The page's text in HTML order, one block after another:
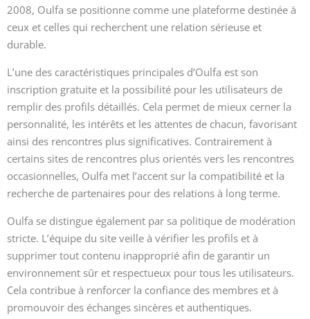
2008, Oulfa se positionne comme une plateforme destinée à
ceux et celles qui recherchent une relation sérieuse et
durable.
L’une des caractéristiques principales d’Oulfa est son
inscription gratuite et la possibilité pour les utilisateurs de
remplir des profils détaillés. Cela permet de mieux cerner la
personnalité, les intérêts et les attentes de chacun, favorisant
ainsi des rencontres plus significatives. Contrairement à
certains sites de rencontres plus orientés vers les rencontres
occasionnelles, Oulfa met l’accent sur la compatibilité et la
recherche de partenaires pour des relations à long terme.
Oulfa se distingue également par sa politique de modération
stricte. L’équipe du site veille à vérifier les profils et à
supprimer tout contenu inapproprié afin de garantir un
environnement sûr et respectueux pour tous les utilisateurs.
Cela contribue à renforcer la confiance des membres et à
promouvoir des échanges sincères et authentiques.